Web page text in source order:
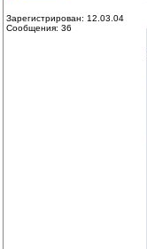
Зарегистрирован: 12.03.04
Сообщения: 36